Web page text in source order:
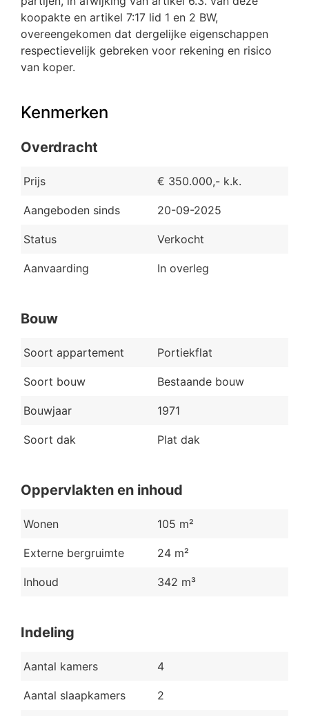
koopakte en artikel 7:17 lid 1 en 2 BW,
overeengekomen dat dergelijke eigenschappen
respectievelijk gebreken voor rekening en risico
van koper.
Kenmerken
Overdracht
Prijs € 350.000,- k.k.
Aangeboden sinds 20-09-2025
Status Verkocht
Aanvaarding In overleg
Bouw
Soort appartement Portiekflat
Soort bouw Bestaande bouw
Bouwjaar 1971
Soort dak Plat dak
Oppervlakten en inhoud
Wonen 105 m²
Externe bergruimte 24 m²
Inhoud 342 m³
Indeling
Aantal kamers 4
Aantal slaapkamers 2